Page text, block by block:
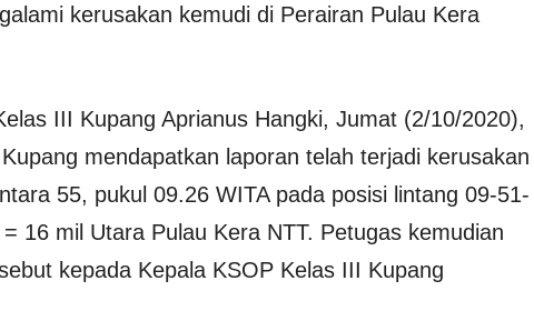
kerusakan kemudi di Perairan Pulau Kera
III Kupang Aprianus Hangki, Jumat (2/10/2020),
mendapatkan laporan telah terjadi kerusakan
55, pukul 09.26 WITA pada posisi lintang 09-51-
16 mil Utara Pulau Kera NTT. Petugas kemudian
kepada Kepala KSOP Kelas III Kupang